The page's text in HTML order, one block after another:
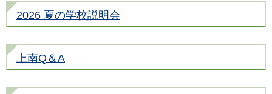
2026 夏の学校説明会
上南Q＆A